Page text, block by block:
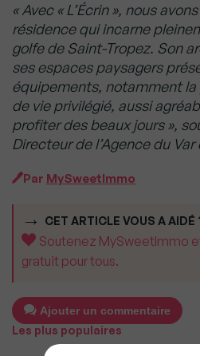
« Avec « L’Écrin », nous
résidence qui incarne
golfe de Saint-Tropez. Son
ses espaces paysagers
équipements, notamment la
de vie privilégié, aussi
profiter des beaux jours »,
Directeur de l’Agence du
Par MySweetImmo
CET ARTICLE VOUS A AIDÉ
Soutenez MySweetImmo
gratuit pour tous.
Ajouter un commentaire
Les plus populaires